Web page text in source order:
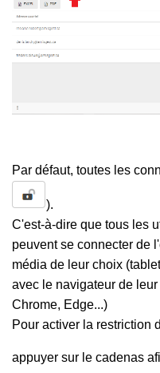
Par défaut, toutes les
).
C'est-à-dire que tous les
peuvent se connecter de
média de leur choix
avec le navigateur de
Chrome, Edge...)
Pour activer la restriction
appuyer sur le cadenas